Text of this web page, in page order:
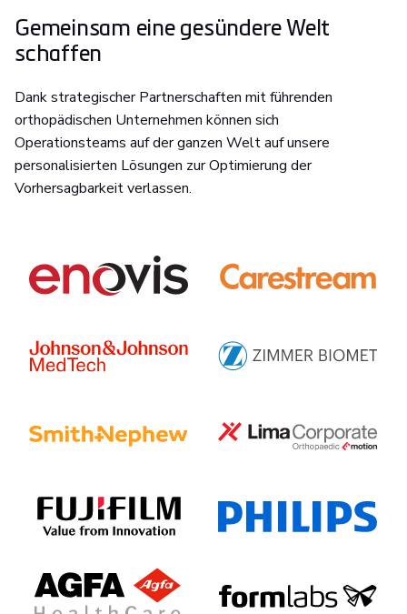
Gemeinsam eine gesündere Welt
schaffen
Dank strategischer Partnerschaften mit führenden
orthopädischen Unternehmen können sich
Operationsteams auf der ganzen Welt auf unsere
personalisierten Lösungen zur Optimierung der
Vorhersagbarkeit verlassen.